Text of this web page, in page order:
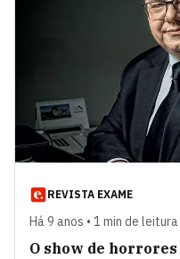
REVISTA EXAME
Há 9 anos • 1 min de leitura
O show de